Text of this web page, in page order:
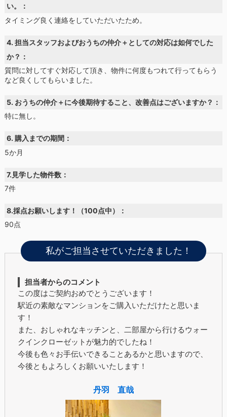
い。：
タイミング良く連絡をしていただいたため。
4. 担当スタッフおよびおうちの仲介＋としての対応は如何でした
か？：
質問に対してすぐ対応して頂き、物件に何度もつれて行ってもらう
など良くしてもらいました。
5. おうちの仲介＋に今後期待すること、改善点はございますか？：
特に無し。
6. 購入までの期間：
5か月
7.見学した物件数：
7件
8.採点お願いします！（100点中）：
90点
私がご担当させていただきました！
担当者からのコメント
この度はご契約おめでとうございます！
駅近の素敵なマンションをご購入いただけたと思いま
す！
また、おしゃれなキッチンと、二部屋から行けるウォー
クインクローゼットが魅力的でしたね！
今後も色々お手伝いできることあるかと思いますので、
今後ともよろしくお願いいたします！
丹羽 直哉